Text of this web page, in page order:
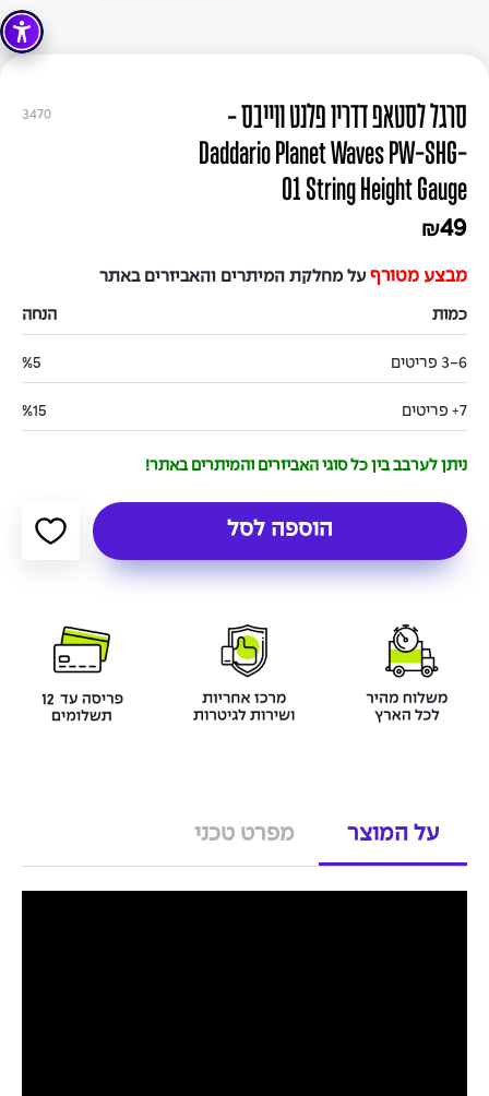
3470
סרגל לסטאפ דדריו פלנט ווייבס -
Daddario Planet Waves PW-SHG-
01 String Height Gauge
₪49
מבצע מטורף על מחלקת המיתרים והאביזרים באתר
כמות הנחה
3-6 פריטים %5
7+ פריטים %15
ניתן לערבב בין כל סוגי האביזרים והמיתרים באתר!
הוספה לסל
על המוצר מפרט טכני